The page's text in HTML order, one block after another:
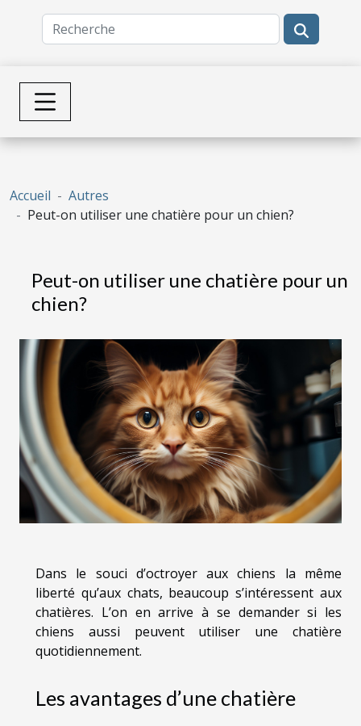
Accueil
Autres
Peut-on utiliser une chatière pour un chien?
Peut-on utiliser une chatière pour un
chien?
Dans le souci d’octroyer aux chiens la même
liberté qu’aux chats, beaucoup s’intéressent aux
chatières. L’on en arrive à se demander si les
chiens aussi peuvent utiliser une chatière
quotidiennement.
Les avantages d’une chatière